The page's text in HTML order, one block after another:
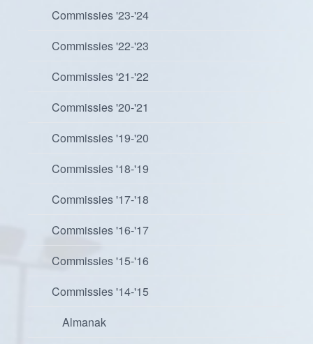
Commissies '23-'24
Commissies '22-'23
Commissies '21-'22
Commissies '20-'21
Commissies '19-'20
Commissies '18-'19
Commissies '17-'18
Commissies '16-'17
Commissies '15-'16
Commissies '14-'15
Almanak